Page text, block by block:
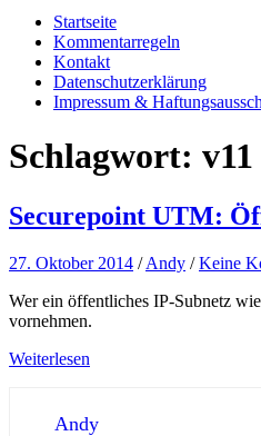
Startseite
Kommentarregeln
Kontakt
Datenschutzerklärung
Impressum &
Schlagwort: v11
Securepoint UTM:
27. Oktober 2014 /Andy /Keine
Wer ein öffentliches IP-Subnetz
vornehmen.
Weiterlesen
Andy